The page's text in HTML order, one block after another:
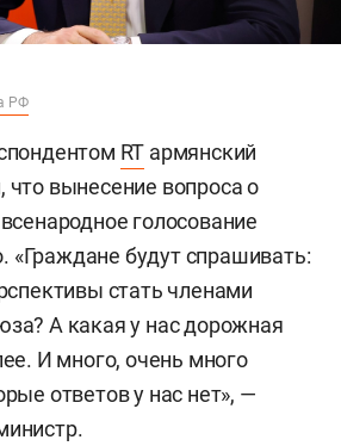
РФ
RT армянский
что вынесение вопроса о
голосование
«Граждане будут спрашивать:
стать членами
А какая у нас дорожная
И много, очень много
ответов у нас нет», —